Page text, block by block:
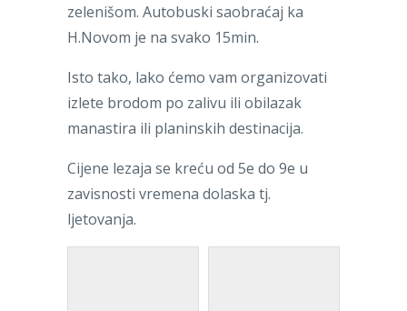
zelenišom. Autobuski saobraćaj ka
H.Novom je na svako 15min.
Isto tako, lako ćemo vam organizovati
izlete brodom po zalivu ili obilazak
manastira ili planinskih destinacija.
Cijene lezaja se kreću od 5e do 9e u
zavisnosti vremena dolaska tj.
ljetovanja.